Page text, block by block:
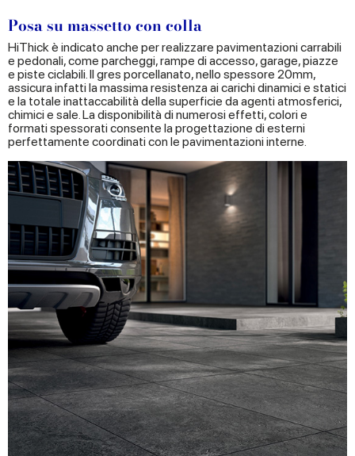
Posa su massetto con colla
HiThick è indicato anche per realizzare pavimentazioni carrabili
e pedonali, come parcheggi, rampe di accesso, garage, piazze
e piste ciclabili. Il gres porcellanato, nello spessore 20mm,
assicura infatti la massima resistenza ai carichi dinamici e statici
e la totale inattaccabilità della superficie da agenti atmosferici,
chimici e sale. La disponibilità di numerosi effetti, colori e
formati spessorati consente la progettazione di esterni
perfettamente coordinati con le pavimentazioni interne.